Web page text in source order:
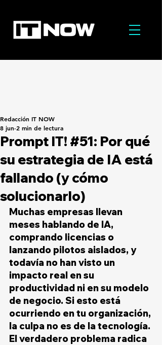
Prompt IT! #51: Por qué
su estrategia de IA está
fallando (y cómo
solucionarlo)
Redacción IT NOW
8 jun 2 min de lectura
Muchas empresas llevan
meses hablando de IA,
comprando licencias o
lanzando pilotos aislados, y
todavía no han visto un
impacto real en su
productividad ni en su modelo
de negocio. Si esto está
ocurriendo en tu organización,
la culpa no es de la tecnología.
El verdadero problema radica